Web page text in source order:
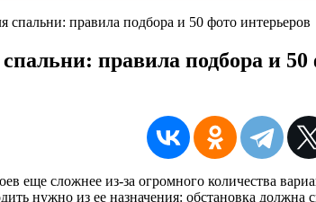
спальни: правила подбора и 50 фото интерьеров
правила подбора и 50
еще сложнее из-за огромного количества
нужно из ее назначения: обстановка